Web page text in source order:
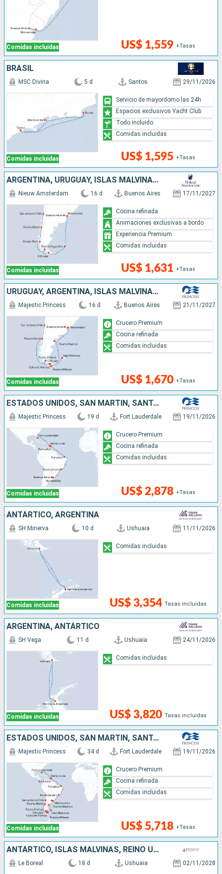
Comidas incluidas US$ 1,559 +Tasas
BRASIL
Comidas incluidas
MSC Divina 5 d Santos 29/11/2026
US$ 1,595 +Tasas
Servicio de mayordomo las 24h
Espacios exclusivos Yacht Club
Todo incluido
Comidas incluidas
ARGENTINA, URUGUAY, ISLAS MALVINAS, CHILE
Comidas incluidas
Nieuw Amsterdam 16 d Buenos Aires 17/11/2027
US$ 1,631 +Tasas
Cocina refinada
Animaciones exclusivas a bordo
Experiencia Premium
Comidas incluidas
URUGUAY, ARGENTINA, ISLAS MALVINAS, CHILE
Comidas incluidas
Majestic Princess 16 d Buenos Aires 21/11/2027
US$ 1,670 +Tasas
Crucero Premium
Cocina refinada
Comidas incluidas
ESTADOS UNIDOS, SAN MARTÍN, SANTA LUCIA, BARBADOS, BRASIL, URUGUAY, ARGENTINA
Comidas incluidas
Majestic Princess 19 d Fort Lauderdale 19/11/2026
US$ 2,878 +Tasas
Crucero Premium
Cocina refinada
Comidas incluidas
ANTÁRTICO, ARGENTINA
Comidas incluidas
SH Minerva 10 d Ushuaia 11/11/2026
US$ 3,354 Tasas incluidas
Comidas incluidas
ARGENTINA, ANTÁRTICO
Comidas incluidas
SH Vega 11 d Ushuaia 24/11/2026
US$ 3,820 Tasas incluidas
Comidas incluidas
ESTADOS UNIDOS, SAN MARTÍN, SANTA LUCIA, BARBADOS, BRASIL, ARGENTINA, URUGUAY, ISLAS MALVINAS, CHILE
Comidas incluidas
Majestic Princess 34 d Fort Lauderdale 19/11/2026
US$ 5,718 +Tasas
Crucero Premium
Cocina refinada
Comidas incluidas
ANTÁRTICO, ISLAS MALVINAS, REINO UNIDO, ARGENTINA
Le Boreal 18 d Ushuaia 02/11/2028